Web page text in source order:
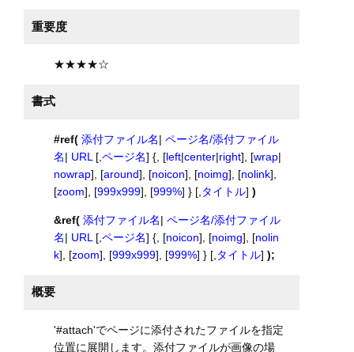
重要度
★★★★☆
書式
#ref( 添付ファイル名|ページ名/添付ファイル
名| URL [,ページ名] {, [left|center|right], [wrap|
nowrap], [around], [noicon], [noimg], [nolink],
[zoom], [999x999], [999%] } [, タイトル])
&ref( 添付ファイル名|ページ名/添付ファイル
名| URL[,ページ名] {, [noicon], [noimg], [nolin
k], [zoom], [999x999], [999%] } [,タイトル]);
概要
'#attach'でページに添付されたファイルを指定
位置に展開します。添付ファイルが画像の場